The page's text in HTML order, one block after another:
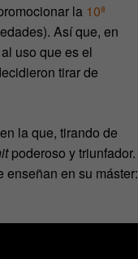
la 10ª
Así que, en
uso que es el
tirar de
la que, tirando de
poderoso y triunfador.
en su máster: